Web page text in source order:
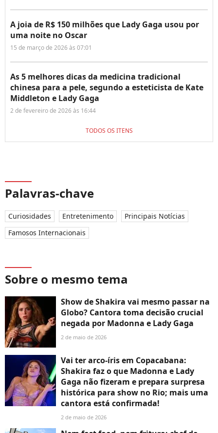
A joia de R$ 150 milhões que Lady Gaga usou por
uma noite no Oscar
15 de março de 2026 às 07:01
As 5 melhores dicas da medicina tradicional
chinesa para a pele, segundo a esteticista de Kate
Middleton e Lady Gaga
2 de fevereiro de 2026 às 16:44
TODOS OS ITENS
Palavras-chave
Curiosidades Entretenimento
Principais Notícias
Famosos Internacionais
Sobre o mesmo tema
Show de Shakira vai mesmo passar na
Globo? Cantora toma decisão crucial
negada por Madonna e Lady Gaga
2 de maio de 2026
Vai ter arco-íris em Copacabana:
Shakira faz o que Madonna e Lady
Gaga não fizeram e prepara surpresa
histórica para show no Rio; mais uma
cantora está confirmada!
2 de maio de 2026